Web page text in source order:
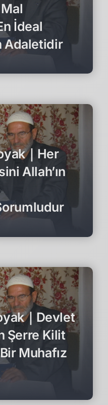
İdeal
Adaletidir
｜Her
Allah’ın
｜Devlet
Şerre Kilit
Muhafız